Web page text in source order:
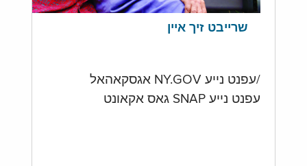
שרייבט זיך איין
/עפנט נייע NY.GOV אגסקאהאל
עפנט נייע SNAP גאס אקאונט